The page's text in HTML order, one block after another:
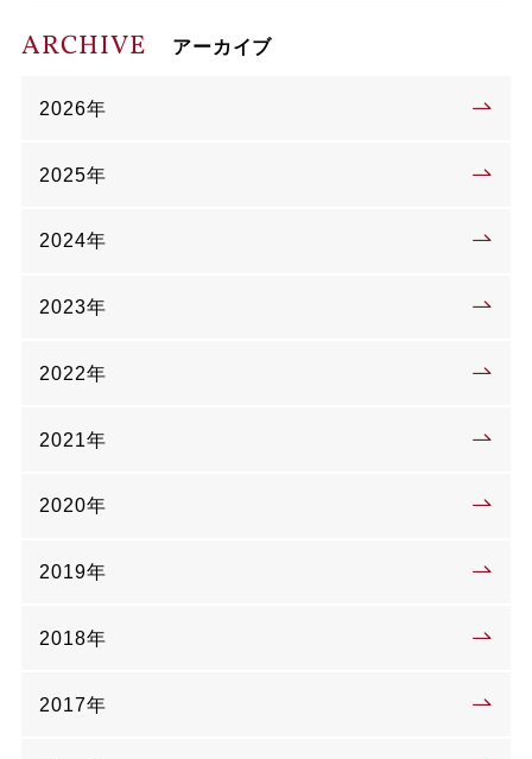
ARCHIVE アーカイブ
2026年
2025年
2024年
2023年
2022年
2021年
2020年
2019年
2018年
2017年